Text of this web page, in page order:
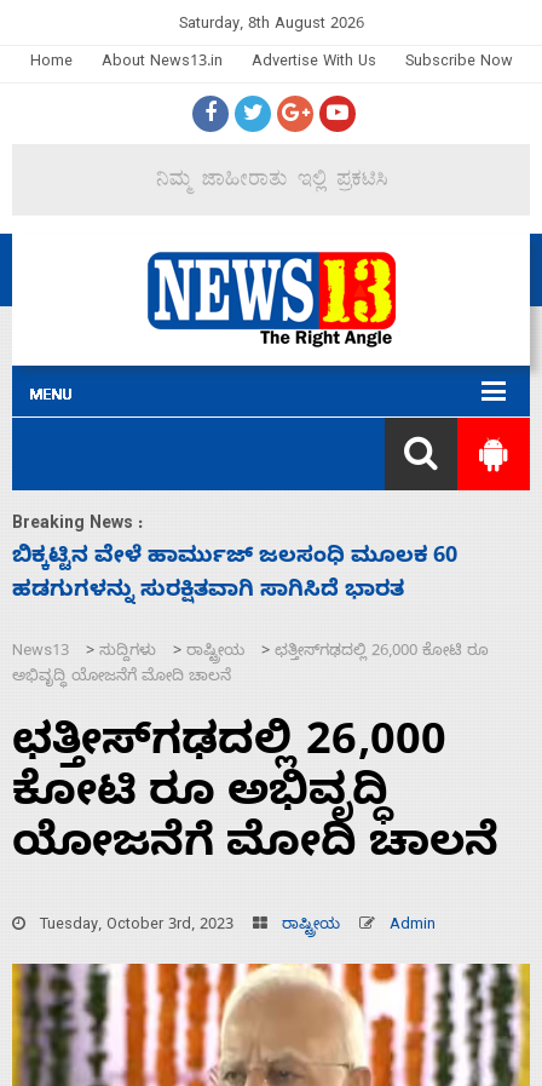
Saturday, 8th August 2026
Home
About News13.in Advertise With Us Subscribe Now
Breaking News :
ನಾಗೇಂದ್ರ ರಾಜೀನಾಮೆ ಕೊಡದಿದ್ದರೆ ಸದನ ನಡೆಸಲು
ಬಿಡೆವು: ಛಲವಾದಿ ನಾರಾಯಣಸ್ವಾಮಿ
News13 > ಸುದ್ದಿಗಳು > ರಾಷ್ಟ್ರೀಯ > ಛತ್ತೀಸ್‌ಗಢದಲ್ಲಿ 26,000 ಕೋಟಿ ರೂ
ಅಭಿವೃದ್ಧಿ ಯೋಜನೆಗೆ ಮೋದಿ ಚಾಲನೆ
ಛತ್ತೀಸ್‌ಗಢದಲ್ಲಿ 26,000
ಕೋಟಿ ರೂ ಅಭಿವೃದ್ಧಿ
ಯೋಜನೆಗೆ ಮೋದಿ ಚಾಲನೆ
Tuesday, October 3rd, 2023 ರಾಷ್ಟ್ರೀಯ Admin